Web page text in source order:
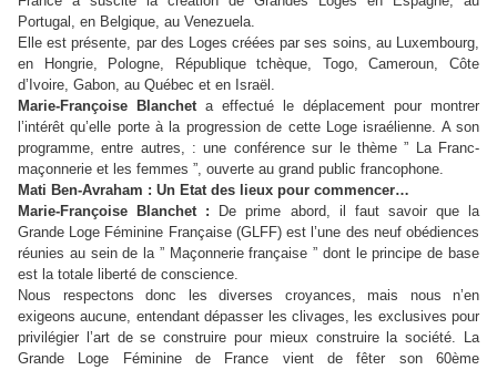
Portugal, en Belgique, au Venezuela.
Elle est présente, par des Loges créées par ses soins, au Luxembourg,
en Hongrie, Pologne, République tchèque, Togo, Cameroun, Côte
d’Ivoire, Gabon, au Québec et en Israël.
Marie-Françoise Blancheta effectué le déplacement pour montrer
l’intérêt qu’elle porte à la progression de cette Loge israélienne. A son
programme, entre autres, : une conférence sur le thème ” La Franc-
maçonnerie et les femmes ”, ouverte au grand public francophone.
Mati Ben-Avraham : Un Etat des lieux pour commencer…
Marie-Françoise Blanchet : De prime abord, il faut savoir que la
Grande Loge Féminine Française (GLFF) est l’une des neuf obédiences
réunies au sein de la ” Maçonnerie française ” dont le principe de base
est la totale liberté de conscience.
Nous respectons donc les diverses croyances, mais nous n’en
exigeons aucune, entendant dépasser les clivages, les exclusives pour
privilégier l’art de se construire pour mieux construire la société. La
Grande Loge Féminine de France vient de fêter son 60ème